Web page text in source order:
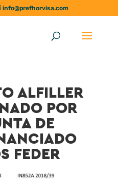
info@prefhorvisa.com
ALFILLER
POR
DE
FEDER